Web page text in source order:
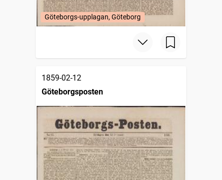
Göteborgs-upplagan, Göteborg
1859-02-12
Göteborgsposten